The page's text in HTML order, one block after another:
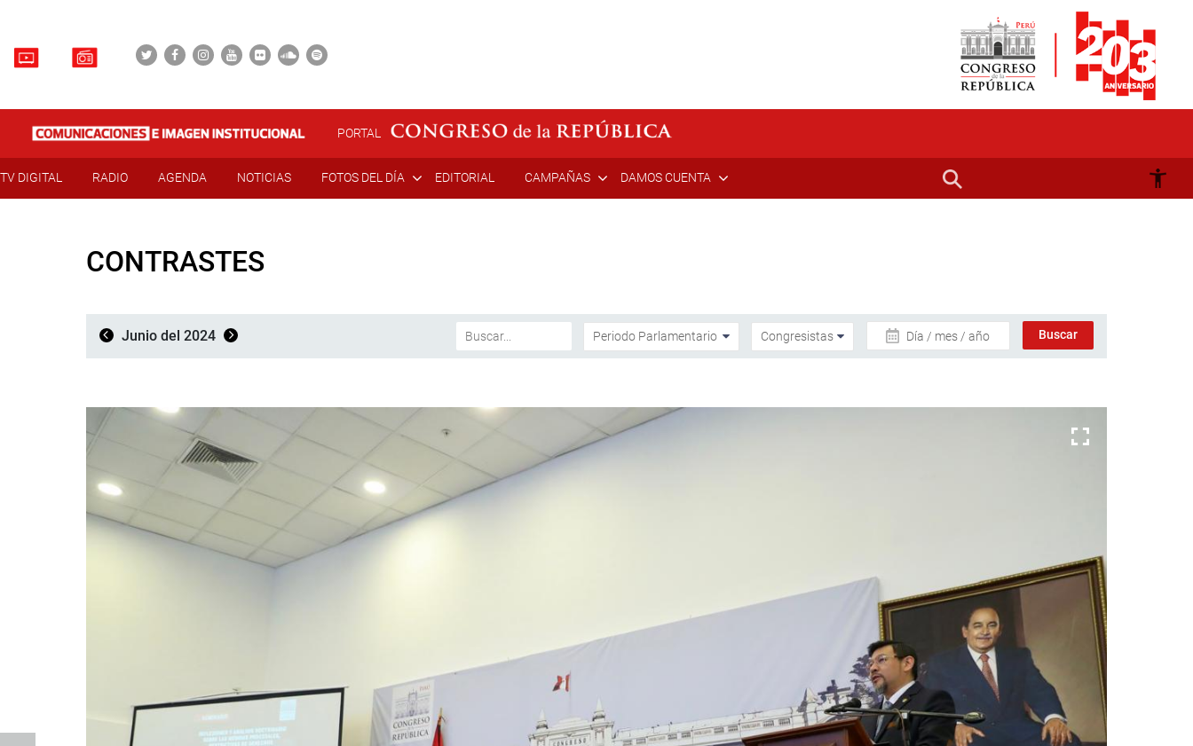
PORTAL
TV DIGITAL RADIO AGENDA NOTICIAS FOTOS DEL DÍA EDITORIAL CAMPAÑAS DAMOS CUENTA
CONTRASTES
Junio del 2024 Día / mes / año